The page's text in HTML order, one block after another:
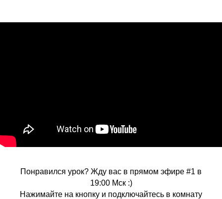
Понравился урок? Жду вас в прямом эфире #1 в
19:00 Мск :)
Нажимайте на кнопку и подключайтесь в комнату